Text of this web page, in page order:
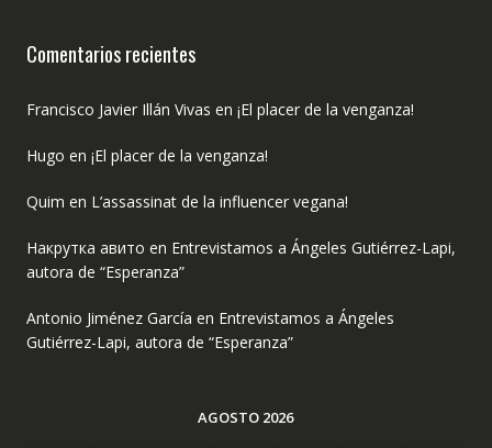
Comentarios recientes
Francisco Javier Illán Vivas en ¡El placer de la venganza!
Hugo en ¡El placer de la venganza!
Quim en L’assassinat de la influencer vegana!
Накрутка авито en Entrevistamos a Ángeles Gutiérrez-Lapi,
autora de “Esperanza”
Antonio Jiménez García en Entrevistamos a Ángeles
Gutiérrez-Lapi, autora de “Esperanza”
AGOSTO 2026